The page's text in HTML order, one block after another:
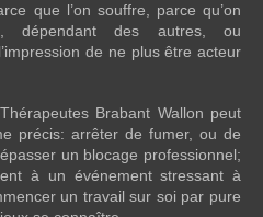
que l’on souffre, parce qu’on
dépendant des autres, ou
de ne plus être acteur
Brabant Wallon peut
précis: arrêter de fumer, ou de
un blocage professionnel;
à un événement stressant à
un travail sur soi par pure